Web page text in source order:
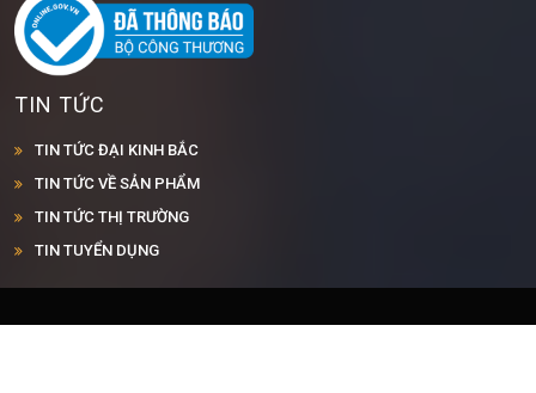
TIN TỨC
TIN TỨC ĐẠI KINH BẮC
TIN TỨC VỀ SẢN PHẨM
TIN TỨC THỊ TRƯỜNG